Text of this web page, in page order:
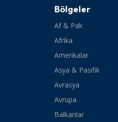
Bölgeler
Af & Pak
Afrika
Amerikalar
Asya & Pasifik
Avrasya
Avrupa
Balkanlar